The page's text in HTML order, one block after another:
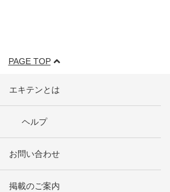
PAGE TOP
エキテンとは
ヘルプ
お問い合わせ
掲載のご案内